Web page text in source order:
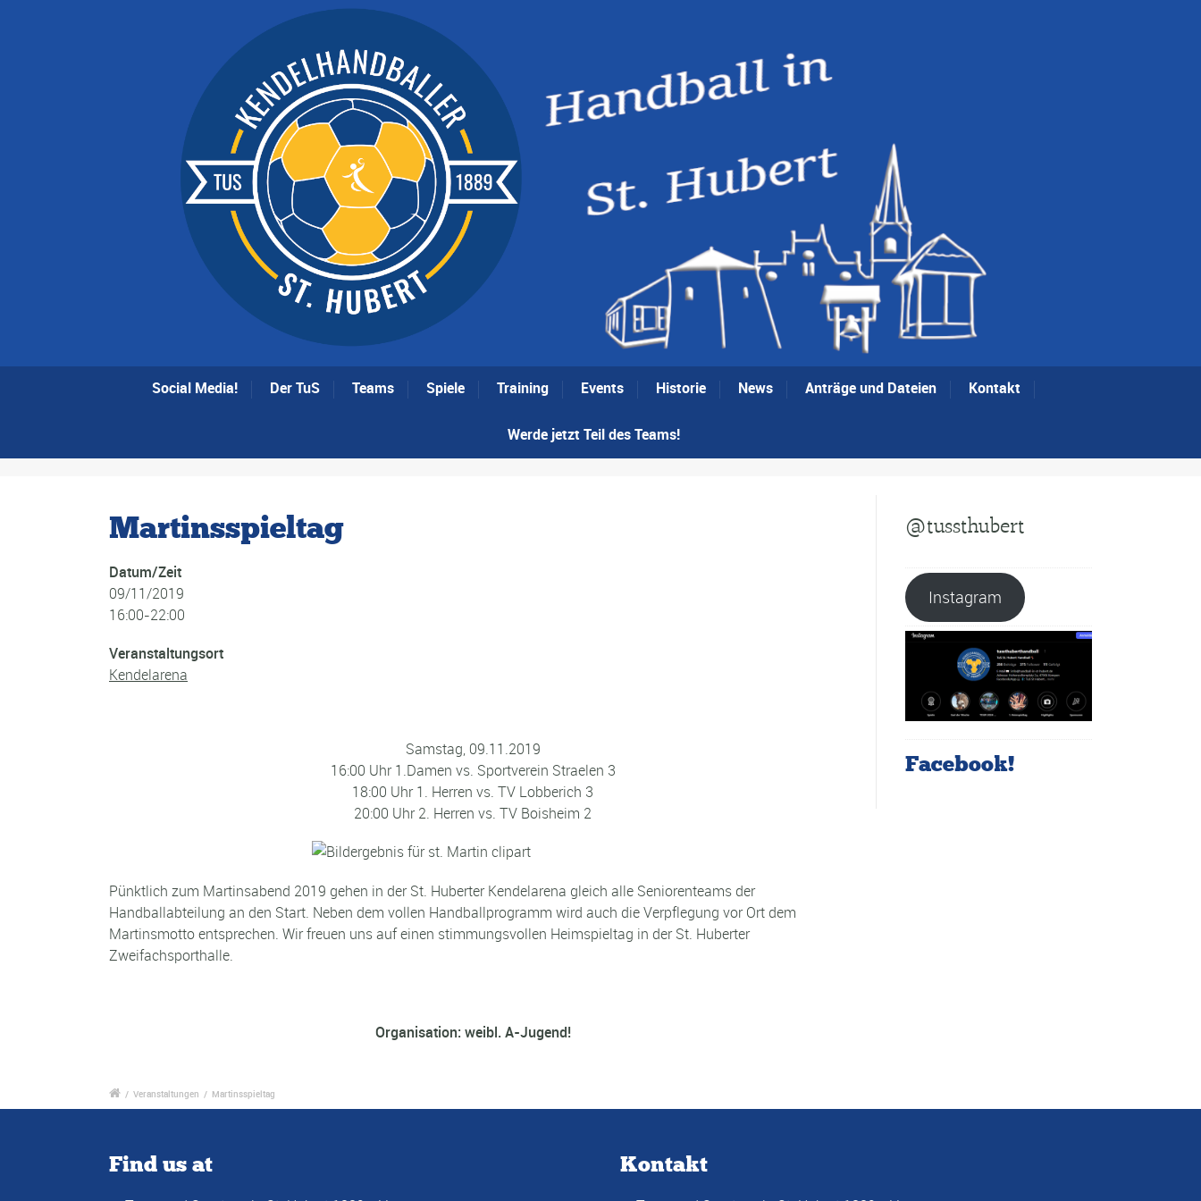
Social Media! Der TuS Teams Spiele Training Events Historie News Anträge und Dateien Kontakt
Werde jetzt Teil des Teams!
Martinsspieltag
Datum/Zeit
09/11/2019
16:00-22:00
Veranstaltungsort
Kendelarena
Samstag, 09.11.2019
16:00 Uhr 1.Damen vs. Sportverein Straelen 3
18:00 Uhr 1. Herren vs. TV Lobberich 3
20:00 Uhr 2. Herren vs. TV Boisheim 2
Pünktlich zum Martinsabend 2019 gehen in der St. Huberter Kendelarena gleich alle Seniorenteams der
Handballabteilung an den Start. Neben dem vollen Handballprogramm wird auch die Verpflegung vor Ort dem
Martinsmotto entsprechen. Wir freuen uns auf einen stimmungsvollen Heimspieltag in der St. Huberter
Zweifachsporthalle.
Organisation: weibl. A-Jugend!
@tussthubert
Instagram
Facebook!
/ Veranstaltungen / Martinsspieltag
Find us at Kontakt